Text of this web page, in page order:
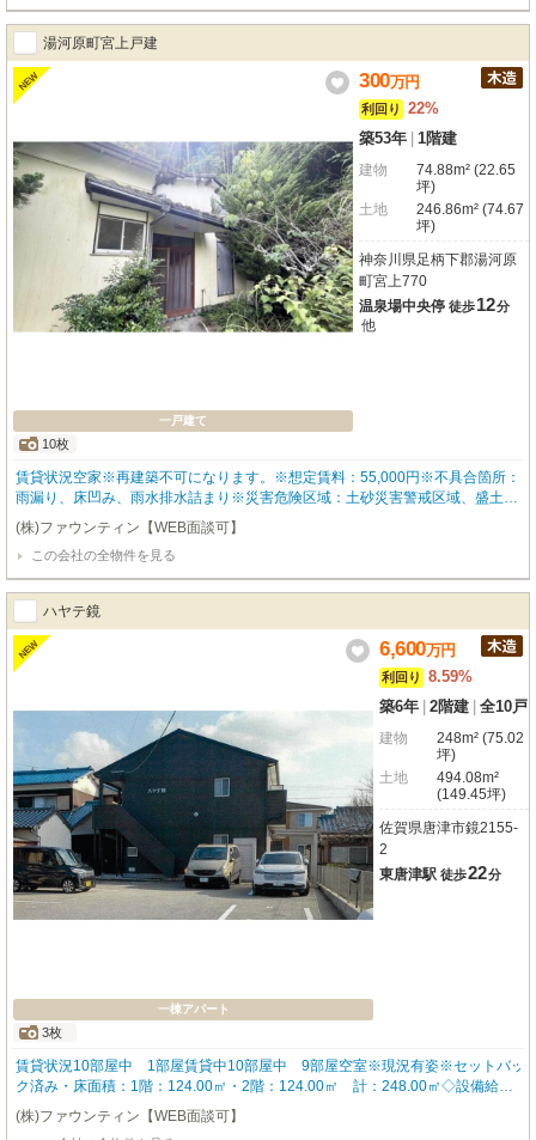
「長町一丁目」駅へ徒歩15分、JR東北本線なども利用できる「長町」駅へ徒
歩16分と、複数路線が利用できるアクセスも嬉しいポイント。徒歩1分の八本
松公園をはじめ、郵便局、コンビニ、スーパーも身近に揃い、日々の生活に便
利な環境です。将来を見据えた資産形成の舞台として、この魅力的なアパート
メントをぜひご検討ください。
湯河原町宮上戸建
NEW
一戸建て
10枚
300万円
利回り
22%
築53年 1階建
建物
74.88m² (22.65
坪)
土地
246.86m² (74.67
坪)
神奈川県足柄下郡湯河原
町宮上770
温泉場中央停 徒歩12分
他
賃貸状況空家※再建築不可になります。※想定賃料：55,000円※不具合箇所：
雨漏り、床凹み、雨水排水詰まり※災害危険区域：土砂災害警戒区域、盛土規
制法、法22条区域、景観地区風致地区第4種、壁面制限、高さ制限・地勢：高
台・残置物あり◇設備・駐車場：有り（近隣と共有の私道部分）・水道：公
営、井戸・ガス：プロパン・下水：浄化槽・雑排水：浄化槽・雨水：側溝・電
気：東京電力※現況有姿・契約不適合責任免責※測量未測量
(株)ファウンティン【WEB面談可】
この会社の全物件を見る
ハヤテ鏡
NEW
一棟アパート
3枚
6,600万円
利回り
8.59%
築6年 2階建 全10戸
建物
248m² (75.02
坪)
土地
494.08m²
(149.45坪)
佐賀県唐津市鏡2155-
2
東唐津駅 徒歩22分
賃貸状況10部屋中 1部屋賃貸中10部屋中 9部屋空室※現況有姿※セットバッ
ク済み・床面積：1階：124.00㎡・2階：124.00㎡ 計：248.00㎡◇設備給
湯、バス・トイレ別、シャワー、室内洗濯機置場、モニターホン、システムキ
ッチン、IHクッキングヒーター、上下水道（公共・公営）、温水便座、家具家
(株)ファウンティン【WEB面談可】